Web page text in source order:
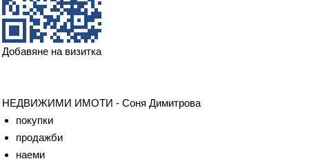
Добавяне на визитка
НЕДВИЖИМИ ИМОТИ - Соня Димитрова
покупки
продажби
наеми